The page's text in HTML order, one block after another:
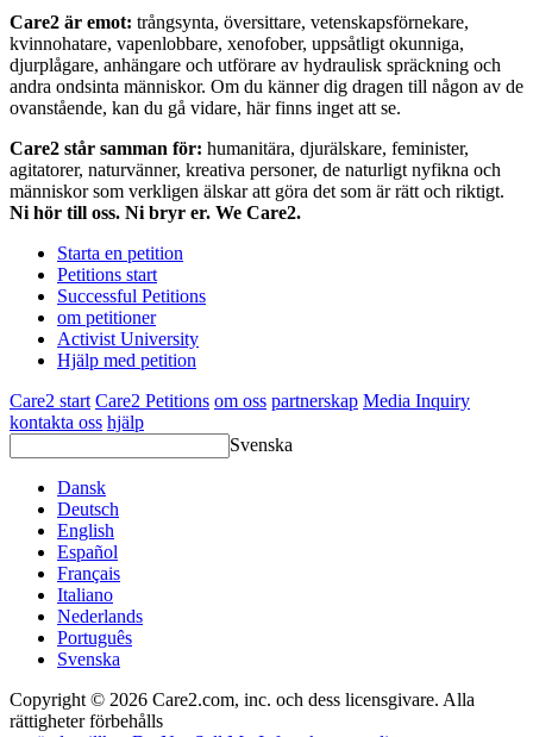
Care2 är emot: trångsynta, översittare, vetenskapsförnekare,
kvinnohatare, vapenlobbare, xenofober, uppsåtligt okunniga,
djurplågare, anhängare och utförare av hydraulisk spräckning och
andra ondsinta människor. Om du känner dig dragen till någon av de
ovanstående, kan du gå vidare, här finns inget att se.
Care2 står samman för: humanitära, djurälskare, feminister,
agitatorer, naturvänner, kreativa personer, de naturligt nyfikna och
människor som verkligen älskar att göra det som är rätt och riktigt.
Ni hör till oss. Ni bryr er. We Care2.
Starta en petition
Petitions start
Successful Petitions
om petitioner
Activist University
Hjälp med petition
Care2 start Care2 Petitions om oss partnerskap Media Inquiry
kontakta oss hjälp
Svenska
Dansk
Deutsch
English
Español
Français
Italiano
Nederlands
Português
Svenska
Copyright © 2026 Care2.com, inc. och dess licensgivare. Alla
rättigheter förbehålls